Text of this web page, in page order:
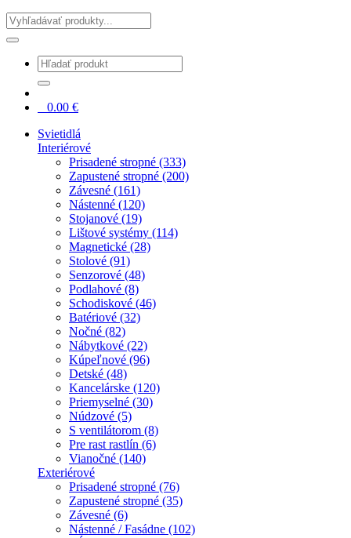
Hladať
0.00 €
Svietidlá
Interiérové
Prisadené stropné (333)
Zapustené stropné (200)
Závesné (161)
Nástenné (120)
Stojanové (19)
Lištové systémy (114)
Magnetické (28)
Stolové (91)
Senzorové (48)
Podlahové (8)
Schodiskové (46)
Batériové (32)
Nočné (82)
Nábytkové (22)
Kúpeľnové (96)
Detské (48)
Kancelárske (120)
Priemyselné (30)
Núdzové (5)
S ventilátorom (8)
Pre rast rastlín (6)
Vianočné (140)
Exteriérové
Prisadené stropné (76)
Zapustené stropné (35)
Závesné (6)
Nástenné / Fasádne (102)